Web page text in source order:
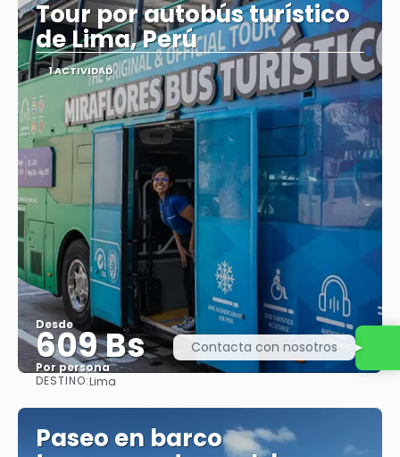
Tour por autobús turístico
de Lima, Perú
1 ACTIVIDAD
Desde
609 Bs
Por persona
DESTINO:Lima
Paseo en barco
Contacta con nosotros